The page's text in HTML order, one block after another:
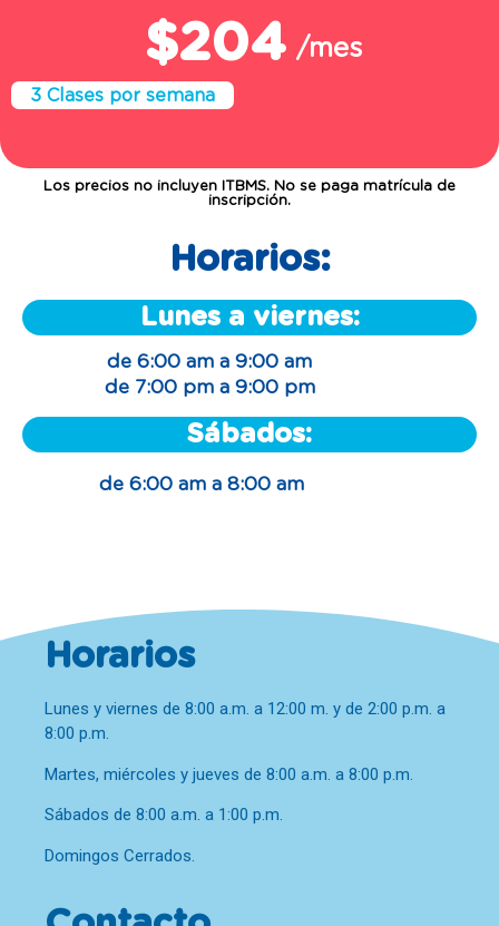
$204 /mes
3 Clases por semana
Los precios no incluyen ITBMS. No se paga matrícula de
inscripción.
Horarios:
Lunes a viernes:
de 7:00 pm a 9:00 pm
Sábados:
Horarios
8:00 p.m.
Contacto